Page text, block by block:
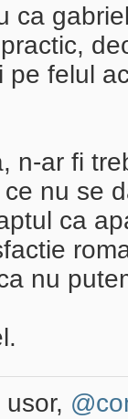
ca
pe felul
n-ar fi
nu se
ca
nu